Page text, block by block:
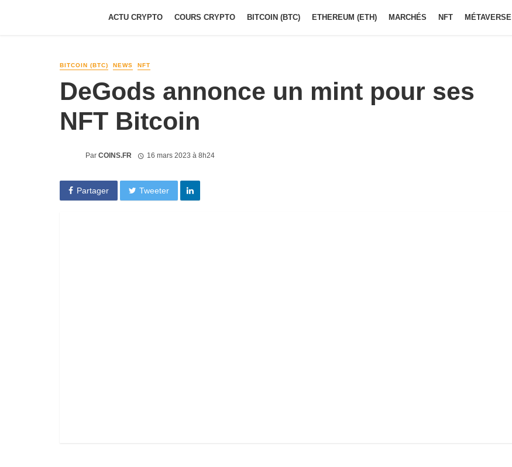
ACTU CRYPTO COURS CRYPTO BITCOIN (BTC) ETHEREUM (ETH) MARCHÉS NFT MÉTAVERSE
BITCOIN (BTC) NEWS NFT
DeGods annonce un mint pour ses
NFT Bitcoin
Par COINS.FR 16 mars 2023 à 8h24
Partager Tweeter